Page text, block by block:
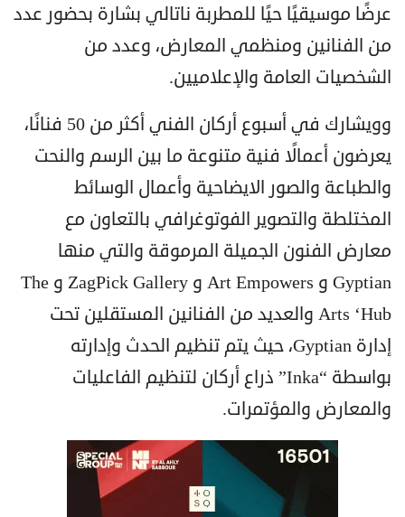
عرضًا موسيقيًا حيًا للمطربة ناتالي بشارة بحضور عدد
من الفنانين ومنظمي المعارض، وعدد من
الشخصيات العامة والإعلاميين.
وويشارك في أسبوع أركان الفني أكثر من 50 فنانًا،
يعرضون أعمالًا فنية متنوعة ما بين الرسم والنحت
والطباعة والصور الايضاحية وأعمال الوسائط
المختلطة والتصوير الفوتوغرافي بالتعاون مع
معارض الفنون الجميلة المرموقة والتي منها
Gyptian و Art Empowers و ZagPick Gallery و The
Arts ‘Hub والعديد من الفنانين المستقلين تحت
إدارة Gyptian، حيث يتم تنظيم الحدث وإدارته
بواسطة “Inka” ذراع أركان لتنظيم الفاعليات
والمعارض والمؤتمرات.